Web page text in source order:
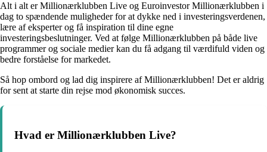
Alt i alt er Millionærklubben Live og Euroinvestor Millionærklubben i
dag to spændende muligheder for at dykke ned i investeringsverdenen,
lære af eksperter og få inspiration til dine egne
investeringsbeslutninger. Ved at følge Millionærklubben på både live
programmer og sociale medier kan du få adgang til værdifuld viden og
bedre forståelse for markedet.
Så hop ombord og lad dig inspirere af Millionærklubben! Det er aldrig
for sent at starte din rejse mod økonomisk succes.
Hvad er Millionærklubben Live?